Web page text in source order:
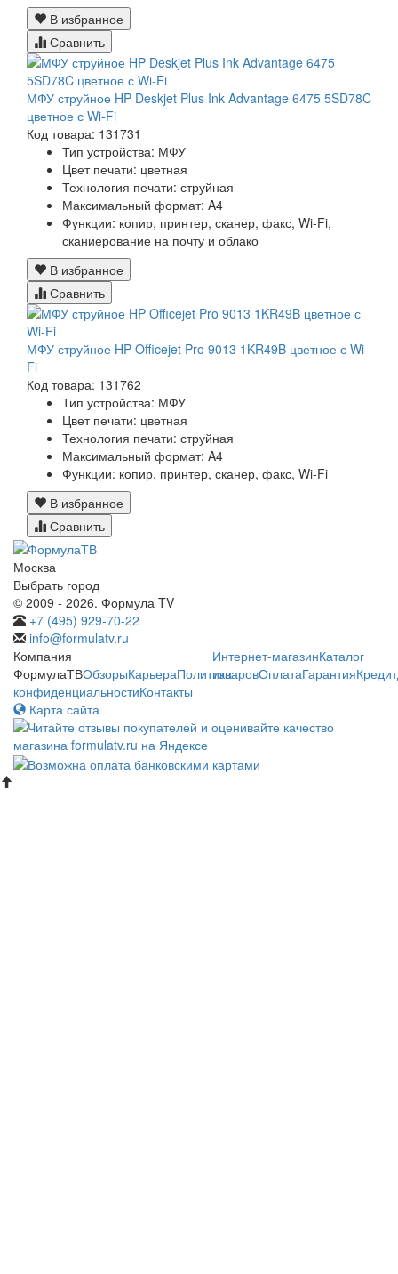
В избранное
Сравнить
МФУ струйное HP Deskjet Plus Ink Advantage 6475 5SD78C
цветное с Wi-Fi
Код товара: 131731
Тип устройства: МФУ
Цвет печати: цветная
Технология печати: струйная
Максимальный формат: A4
Функции: копир, принтер, сканер, факс, Wi-Fi,
сканиерование на почту и облако
В избранное
Сравнить
МФУ струйное HP Officejet Pro 9013 1KR49B цветное с Wi-
Fi
Код товара: 131762
Тип устройства: МФУ
Цвет печати: цветная
Технология печати: струйная
Максимальный формат: A4
Функции: копир, принтер, сканер, факс, Wi-Fi
В избранное
Сравнить
Москва
Выбрать город
© 2009 - 2026. Формула TV
+7 (495) 929-70-22
info@formulatv.ru
Компания
ФормулаТВОбзорыКарьераПолитика
конфиденциальностиКонтакты
Интернет-магазинКаталог
товаровОплатаГарантияКредит
Карта сайта